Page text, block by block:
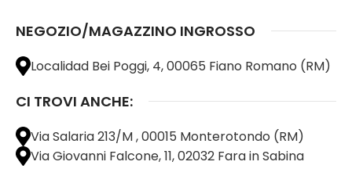
NEGOZIO/MAGAZZINO INGROSSO
Localidad Bei Poggi, 4, 00065 Fiano Romano (RM)
CI TROVI ANCHE:
Via Salaria 213/M , 00015 Monterotondo (RM)
Via Giovanni Falcone, 11, 02032 Fara in Sabina